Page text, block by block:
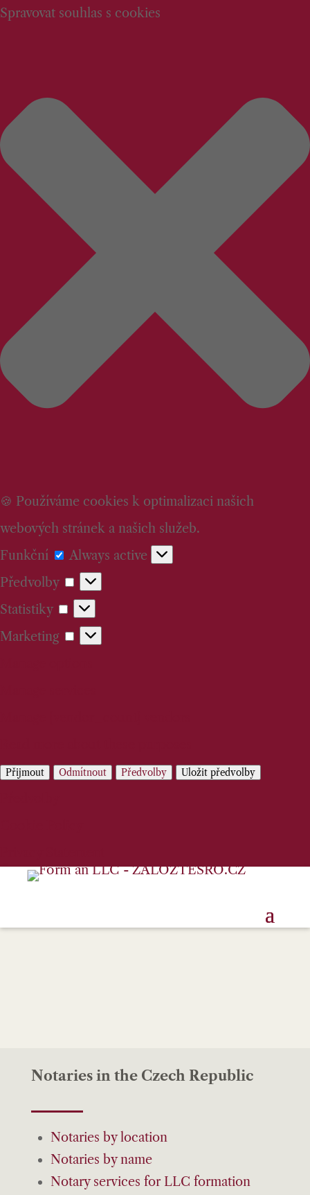
Spravovat souhlas s cookies
🍪 Používáme cookies k optimalizaci našich
webových stránek a našich služeb.
Funkční
Funkční
Always active
Předvolby
Předvolby
Statistiky
Statistiky
Marketing
Marketing
Přijmout Odmítnout Předvolby Uložit předvolby
Notaries in the Czech Republic
Notaries by location
Notaries by name
Notary services for LLC formation